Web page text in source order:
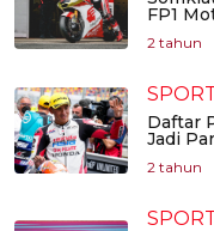
FP1
2 tahun
Daftar
Jadi
2 tahun